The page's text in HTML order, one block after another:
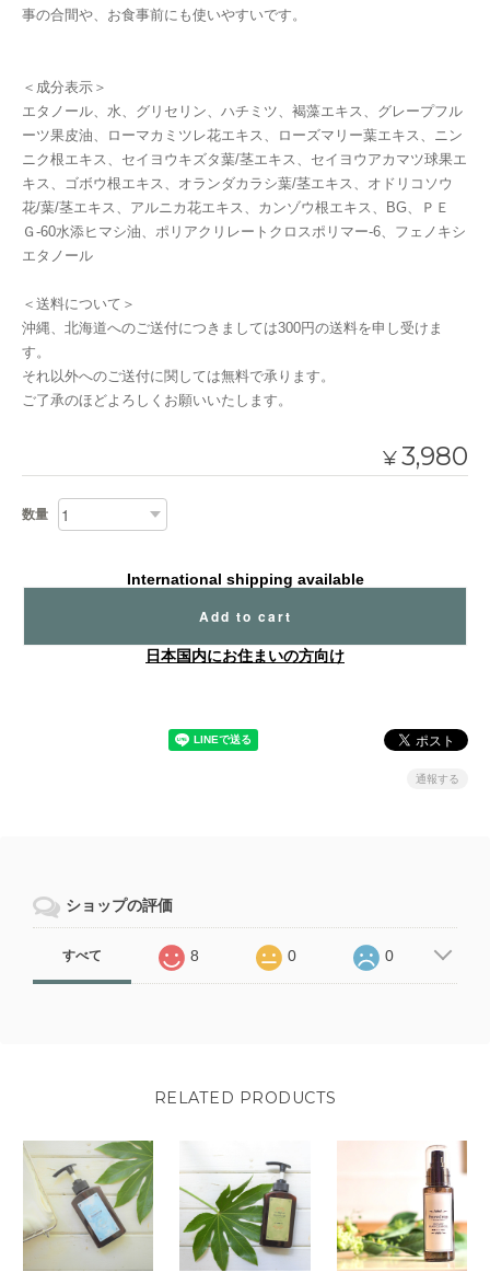
事の合間や、お食事前にも使いやすいです。
＜成分表示＞
エタノール、水、グリセリン、ハチミツ、褐藻エキス、グレープフル
ーツ果皮油、ローマカミツレ花エキス、ローズマリー葉エキス、ニン
ニク根エキス、セイヨウキズタ葉/茎エキス、セイヨウアカマツ球果エ
キス、ゴボウ根エキス、オランダカラシ葉/茎エキス、オドリコソウ
花/葉/茎エキス、アルニカ花エキス、カンゾウ根エキス、BG、ＰＥ
Ｇ-60水添ヒマシ油、ポリアクリレートクロスポリマー-6、フェノキシ
エタノール
＜送料について＞
沖縄、北海道へのご送付につきましては300円の送料を申し受けま
す。
それ以外へのご送付に関しては無料で承ります。
ご了承のほどよろしくお願いいたします。
¥3,980
数量
International shipping available
Add to cart
日本国内にお住まいの方向け
通報する
ショップの評価
すべて 8 0 0
RELATED PRODUCTS